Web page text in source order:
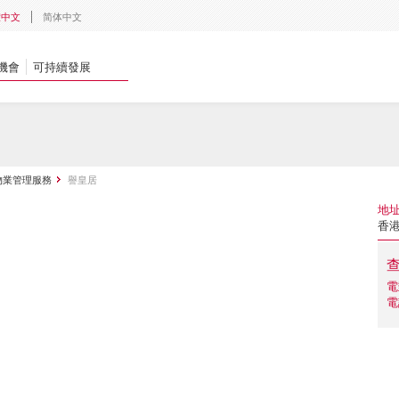
文 简体中文
會 可持續發展
業管理服務 譽皇居
地
香